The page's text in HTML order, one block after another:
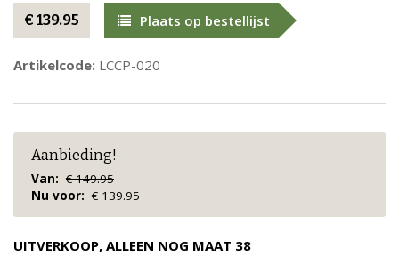
€ 139.95 Plaats op bestellijst
Artikelcode: LCCP-020
Aanbieding!
Van: € 149.95
Nu voor: € 139.95
UITVERKOOP, ALLEEN NOG MAAT 38